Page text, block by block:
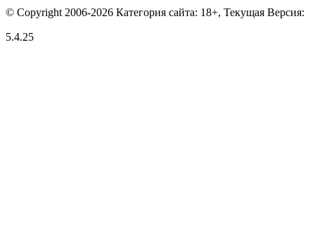
© Copyright 2006-2026 Категория сайта: 18+, Текущая Версия:
5.4.25